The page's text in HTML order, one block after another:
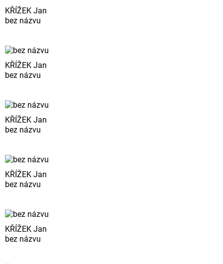
KŘÍŽEK Jan
bez názvu
KŘÍŽEK Jan
bez názvu
KŘÍŽEK Jan
bez názvu
KŘÍŽEK Jan
bez názvu
KŘÍŽEK Jan
bez názvu